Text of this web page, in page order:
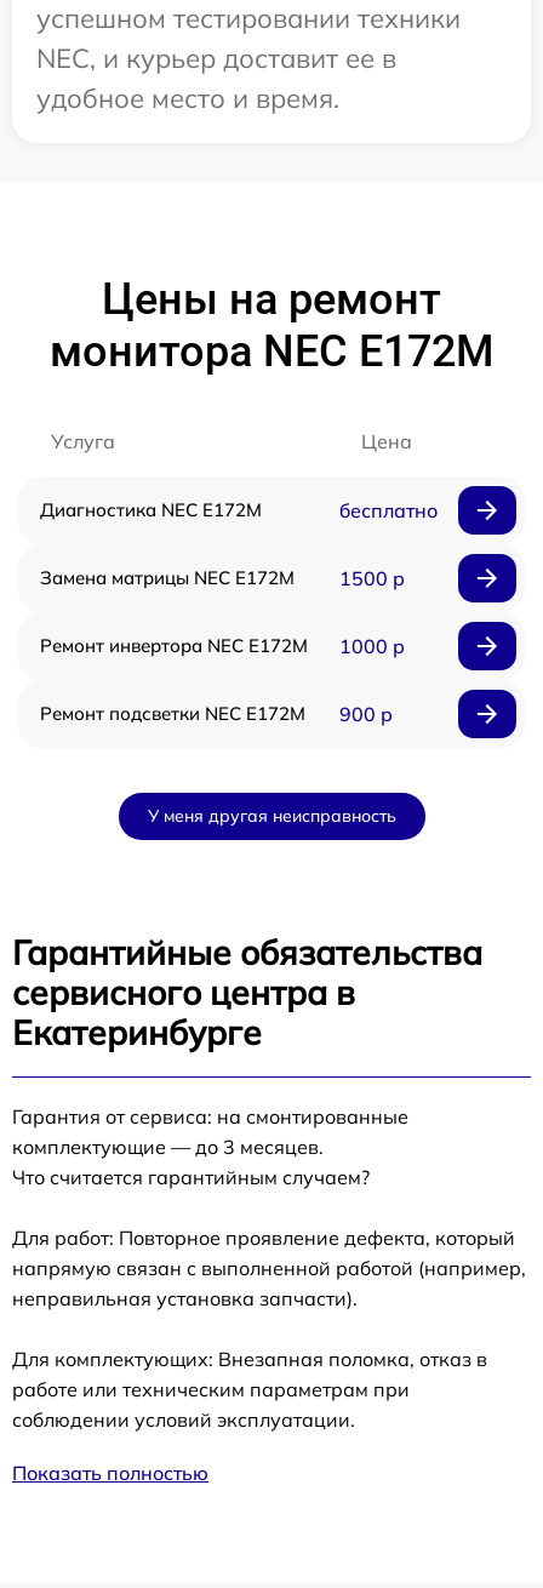
успешном тестировании техники
NEC, и курьер доставит ее в
удобное место и время.
Цены на ремонт
монитора NEC E172M
Услуга Цена
Диагностика NEC E172M бесплатно
Замена матрицы NEC E172M 1500 р
Ремонт инвертора NEC E172M 1000 р
Ремонт подсветки NEC E172M 900 р
У меня другая неисправность
Гарантийные обязательства
сервисного центра в
Екатеринбурге
Гарантия от сервиса: на смонтированные
комплектующие — до 3 месяцев.
Что считается гарантийным случаем?
Для работ: Повторное проявление дефекта, который
напрямую связан с выполненной работой (например,
неправильная установка запчасти).
Для комплектующих: Внезапная поломка, отказ в
работе или техническим параметрам при
соблюдении условий эксплуатации.
Показать полностью